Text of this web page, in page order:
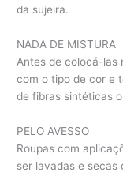
da sujeira.
NADA DE MISTURA
Antes de colocá-las
com o tipo de cor e
de fibras sintéticas
PELO AVESSO
Roupas com
ser lavadas e secas